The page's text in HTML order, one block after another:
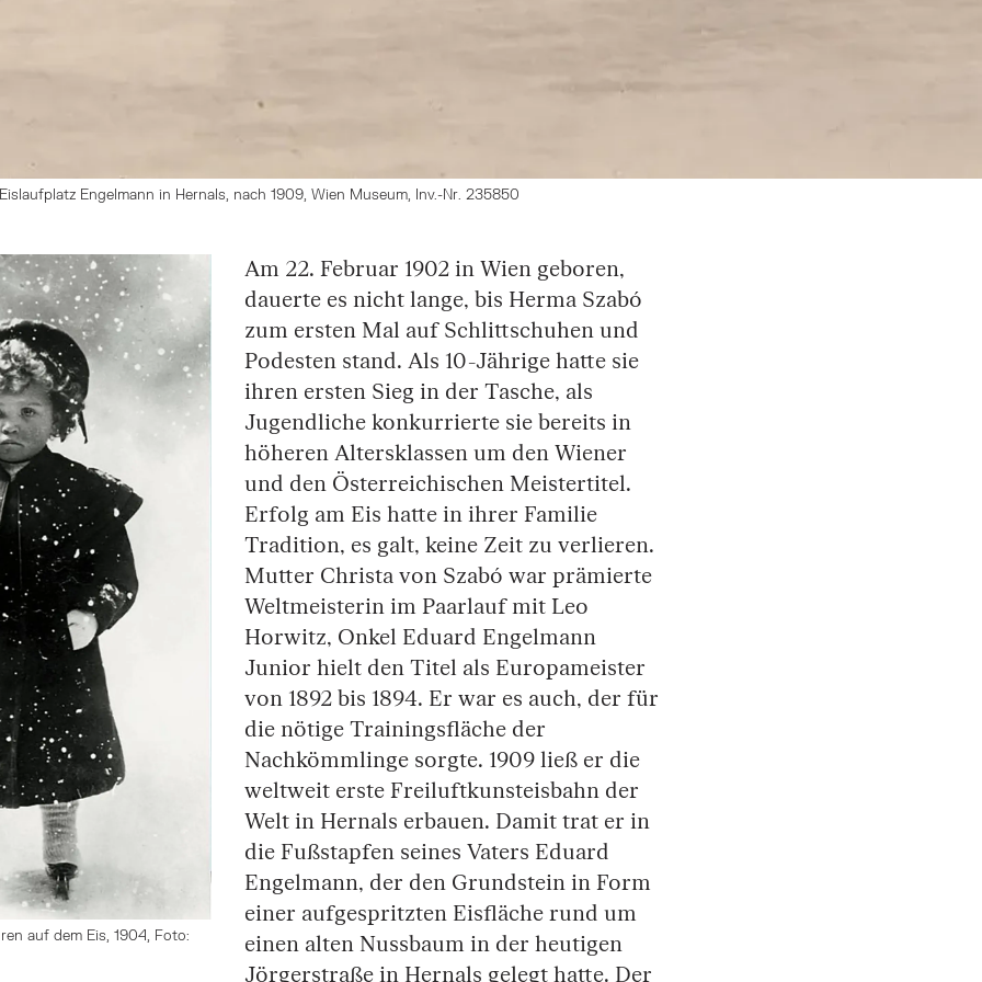
Engelmann in Hernals, nach 1909, Wien Museum, Inv.-Nr. 235850
auf dem Eis, 1904, Foto:
Am 22. Februar 1902 in Wien geboren,
dauerte es nicht lange, bis Herma Szabó
zum ersten Mal auf Schlittschuhen und
Podesten stand. Als 10-Jährige hatte sie
ihren ersten Sieg in der Tasche, als
Jugendliche konkurrierte sie bereits in
höheren Altersklassen um den Wiener
und den Österreichischen Meistertitel.
Erfolg am Eis hatte in ihrer Familie
Tradition, es galt, keine Zeit zu verlieren.
Mutter Christa von Szabó war prämierte
Weltmeisterin im Paarlauf mit Leo
Horwitz, Onkel Eduard Engelmann
Junior hielt den Titel als Europameister
von 1892 bis 1894. Er war es auch, der für
die nötige Trainingsfläche der
Nachkömmlinge sorgte. 1909 ließ er die
weltweit erste Freiluftkunsteisbahn der
Welt in Hernals erbauen. Damit trat er in
die Fußstapfen seines Vaters Eduard
Engelmann, der den Grundstein in Form
einer aufgespritzten Eisfläche rund um
einen alten Nussbaum in der heutigen
Jörgerstraße in Hernals gelegt hatte. Der